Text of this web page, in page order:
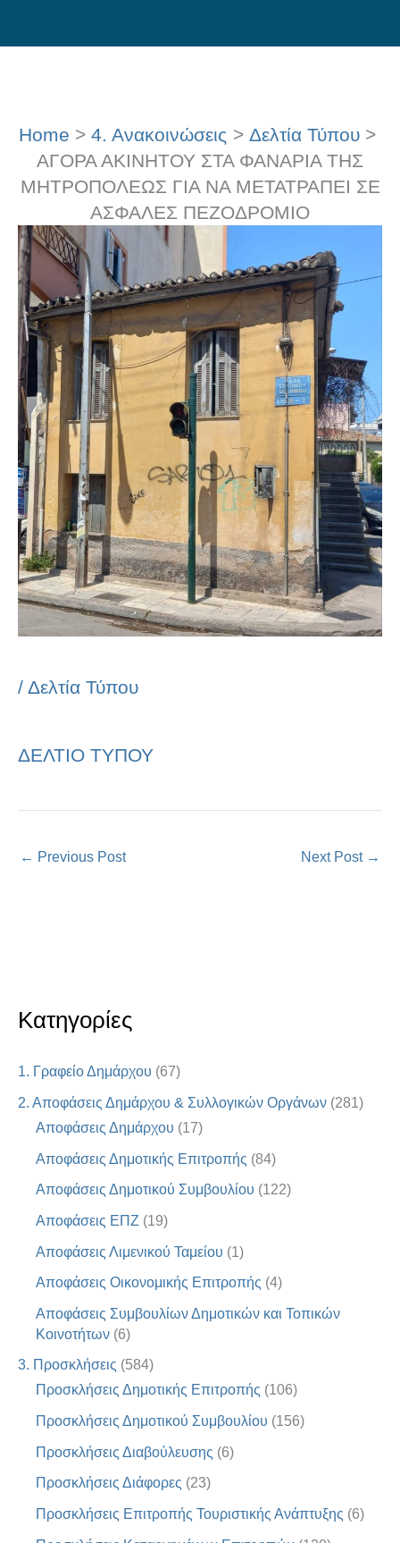
to
Κατηγορίες
1. Γραφείο Δημάρχου (67)
2. Αποφάσεις Δημάρχου & Συλλογικών Οργάνων (281)
Αποφάσεις Δημάρχου (17)
Αποφάσεις Δημοτικής Επιτροπής (84)
Αποφάσεις Δημοτικού Συμβουλίου (122)
Αποφάσεις ΕΠΖ (19)
Αποφάσεις Λιμενικού Ταμείου (1)
Αποφάσεις Οικονομικής Επιτροπής (4)
Αποφάσεις Συμβουλίων Δημοτικών και Τοπικών
Κοινοτήτων (6)
3. Προσκλήσεις (584)
Προσκλήσεις Δημοτικής Επιτροπής (106)
Προσκλήσεις Δημοτικού Συμβουλίου (156)
Προσκλήσεις Διαβούλευσης (6)
Προσκλήσεις Διάφορες (23)
Προσκλήσεις Επιτροπής Τουριστικής Ανάπτυξης (6)
Home 4. Ανακοινώσεις
Δελτία Τύπου
ΑΓΟΡΑ ΑΚΙΝΗΤΟΥ ΣΤΑ ΦΑΝΑΡΙΑ ΤΗΣ
ΜΗΤΡΟΠΟΛΕΩΣ ΓΙΑ ΝΑ ΜΕΤΑΤΡΑΠΕΙ ΣΕ
ΑΣΦΑΛΕΣ ΠΕΖΟΔΡΟΜΙΟ
/ Δελτία Τύπου
ΔΕΛΤΙΟ ΤΥΠΟΥ
← Previous Post Next Post →